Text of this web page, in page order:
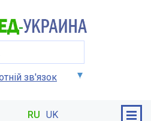
зв'язок
RU UK